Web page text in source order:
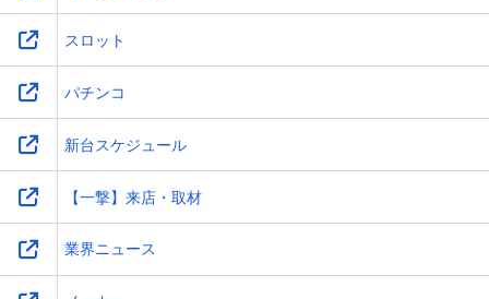
スロット
パチンコ
新台スケジュール
【一撃】来店・取材
業界ニュース